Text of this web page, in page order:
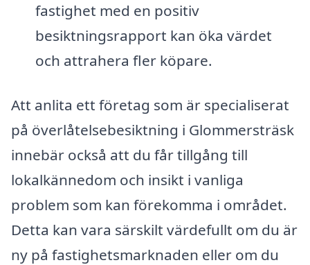
fastighet med en positiv
besiktningsrapport kan öka värdet
och attrahera fler köpare.
Att anlita ett företag som är specialiserat
på överlåtelsebesiktning i Glommersträsk
innebär också att du får tillgång till
lokalkännedom och insikt i vanliga
problem som kan förekomma i området.
Detta kan vara särskilt värdefullt om du är
ny på fastighetsmarknaden eller om du